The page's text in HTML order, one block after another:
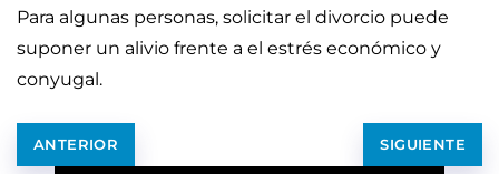
Para algunas personas, solicitar el divorcio puede
suponer un alivio frente a el estrés económico y
conyugal.
ANTERIOR SIGUIENTE